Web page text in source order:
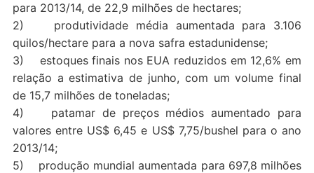
para 2013/14, de 22,9 milhões de hectares;
2) produtividade média aumentada para 3.106
quilos/hectare para a nova safra estadunidense;
3) estoques finais nos EUA reduzidos em 12,6% em
relação a estimativa de junho, com um volume final
de 15,7 milhões de toneladas;
4) patamar de preços médios aumentado para
valores entre US$ 6,45 e US$ 7,75/bushel para o ano
2013/14;
5) produção mundial aumentada para 697,8 milhões